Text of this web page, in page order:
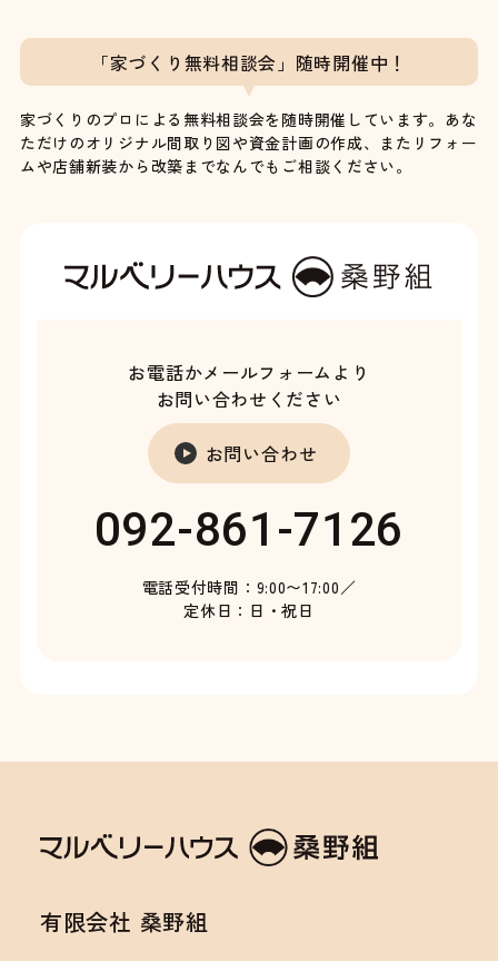
「家づくり無料相談会」随時開催中！
家づくりのプロによる無料相談会を随時開催しています。あな
ただけのオリジナル間取り図や資金計画の作成、またリフォー
ムや店舗新装から改築までなんでもご相談ください。
お電話かメールフォームより
お問い合わせください
お問い合わせ
092-861-7126
電話受付時間：9:00〜17:00／
定休日：日・祝日
有限会社 桑野組